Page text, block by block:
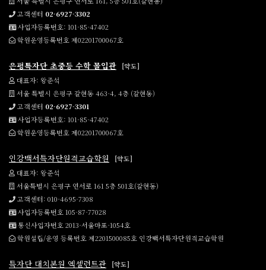
고객센터 02-6927-3302
사업자등록번호: 101-85-47402
학원운영등록번호 제02201700067호
은평특자단 초중등 수학 몰입관
[약도]
대표자: 왕준석
서울 특별시 은평구 갈현동 463-4, 4층 (갈현동)
고객센터 02-6927-3301
사업자등록번호: 101-85-47402
학원운영등록번호 제02201700067호
인강백서특자단원격교습학원
[약도]
대표자: 왕준석
서울특별시 은평구 연서로 161 5층 501호(갈현동)
고객센터: 010-4695-7308
사업자등록번호 105-87-77028
통신사업자번호 2013-서울마포-1054호
학원설립/운영 등록번호 제2201500085호 인강백서특자단원격교습학원
특자단 대치본원 엑셀런트관
[약도]